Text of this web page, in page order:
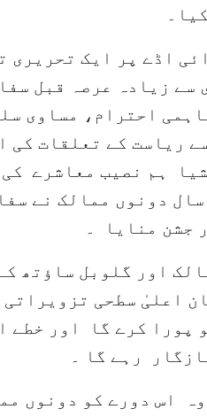
اڈے پر ایک تحریری
سے زیادہ عرصہ قبل
احترام، مساوی
ہم نصیب معاشرے
جشن منایا ۔
اور گلوبل ساؤتھ
اعلیٰ سطحی
پورا کرے گا اور خطے
رہے گا ۔
اس دورے کو دونوں